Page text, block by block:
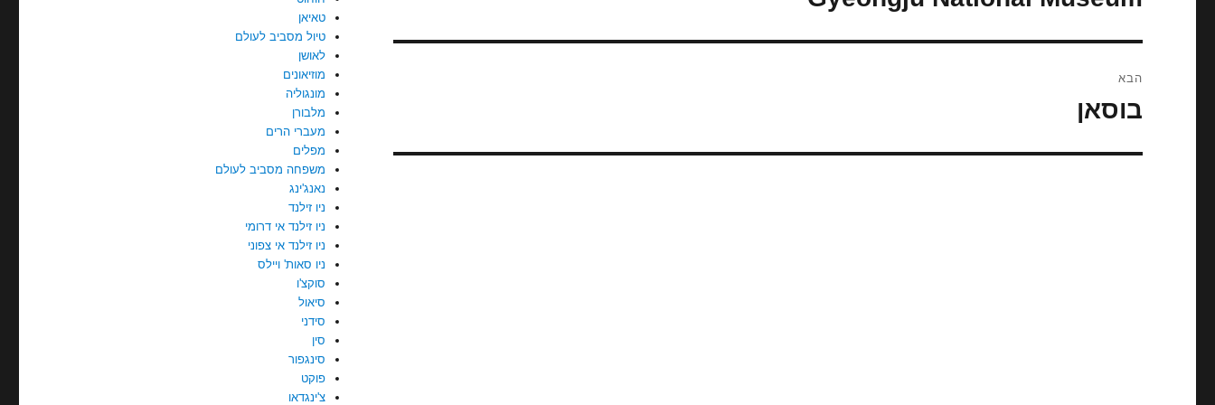
הבא
הפוסט
בוסאן
טאיאן
טיול מסביב לעולם
לאושן
מוזיאונים
מונגוליה
מלבורן
מעברי הרים
מפלים
משפחה מסביב לעולם
נאנג'ינג
ניו זילנד
ניו זילנד אי דרומי
ניו זילנד אי צפוני
ניו סאות' ויילס
סוקצ'ו
סיאול
סידני
סין
סינגפור
פוקט
צ'ינגדאו